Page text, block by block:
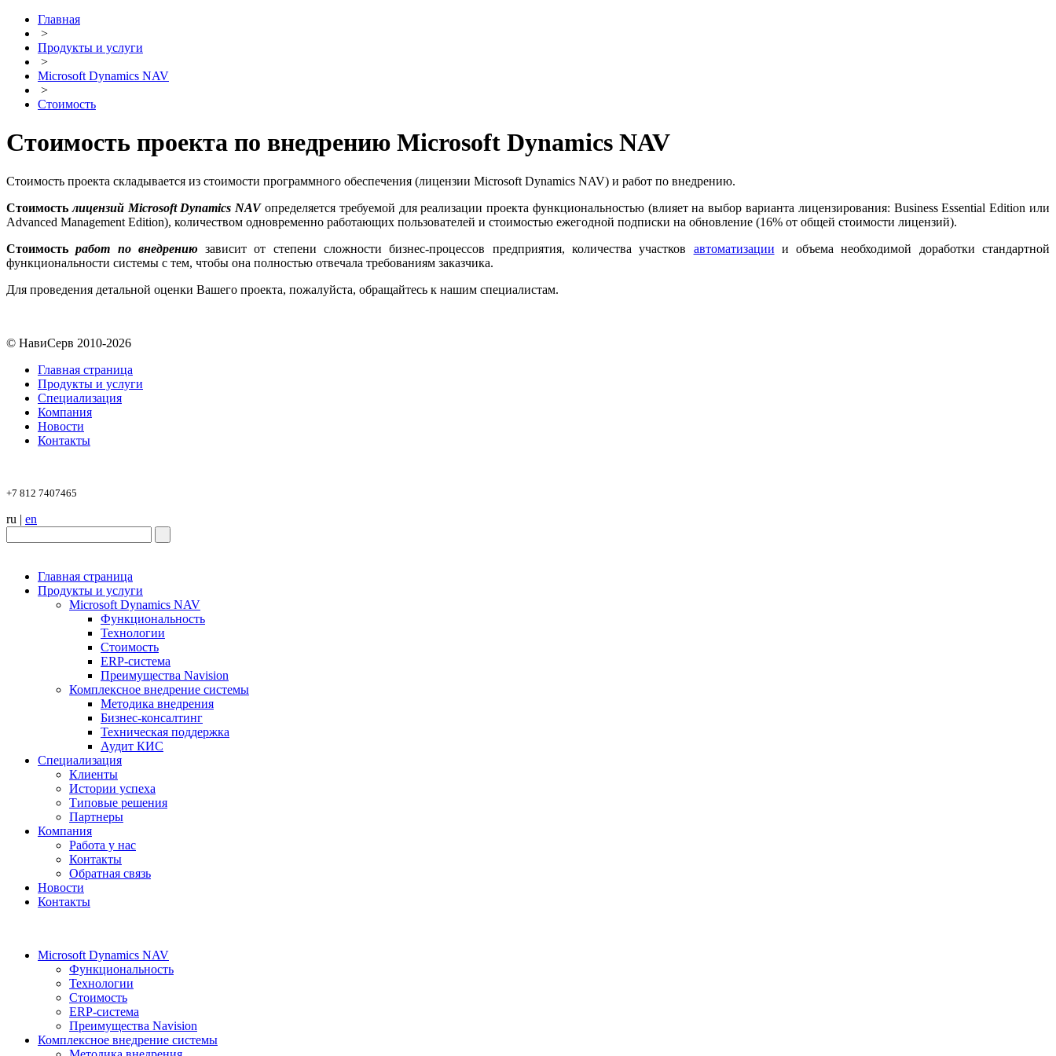
Главная
>
Продукты и услуги
>
Microsoft Dynamics NAV
>
Стоимость
Стоимость проекта по внедрению Microsoft Dynamics NAV
Стоимость проекта складывается из стоимости программного обеспечения (лицензии Microsoft Dynamics NAV) и работ по внедрению.
Стоимостьлицензий Microsoft Dynamics NAV определяется требуемой для реализации проекта функциональностью (влияет на выбор варианта лицензирования: Business Essential Edition или
Advanced Management Edition), количеством одновременно работающих пользователей и стоимостью ежегодной подписки на обновление (16% от общей стоимости лицензий).
Стоимостьработ по внедрению зависит от степени сложности бизнес-процессов предприятия, количества участков автоматизации и объема необходимой доработки стандартной
функциональности системы с тем, чтобы она полностью отвечала требованиям заказчика.
Для проведения детальной оценки Вашего проекта, пожалуйста, обращайтесь к нашим специалистам.
© НавиСерв 2010-2026
Главная страница
Продукты и услуги
Специализация
Компания
Новости
Контакты
+7 812 7407465
ru | en
Главная страница
Продукты и услуги
Microsoft Dynamics NAV
Функциональность
Технологии
Стоимость
ERP-система
Преимущества Navision
Комплексное внедрение системы
Методика внедрения
Бизнес-консалтинг
Техническая поддержка
Аудит КИС
Специализация
Клиенты
Истории успеха
Типовые решения
Партнеры
Компания
Работа у нас
Контакты
Обратная связь
Новости
Контакты
Microsoft Dynamics NAV
Функциональность
Технологии
Стоимость
ERP-система
Преимущества Navision
Комплексное внедрение системы